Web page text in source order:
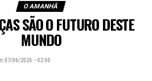
O AMANHÃ
SÃO O FUTURO DESTE
MUNDO
07/06/2026 - 02:00